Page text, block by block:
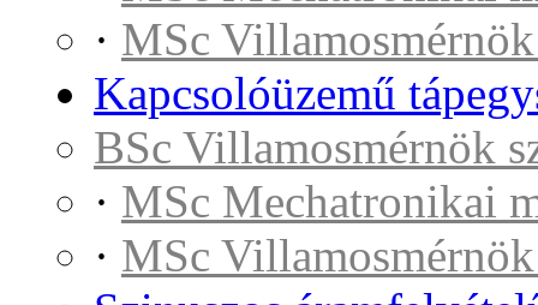
· MSc
Kapcsolóüzemű
BSc Villamosmérnök
· MSc Mechatronikai
· MSc